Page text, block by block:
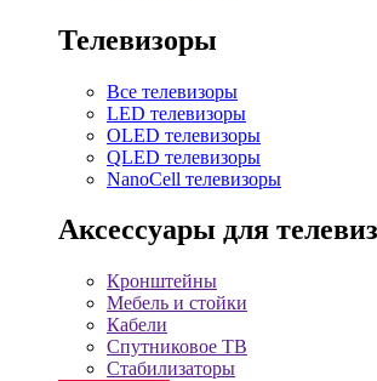
Телевизоры
Все телевизоры
LED телевизоры
OLED телевизоры
QLED телевизоры
NanoCell телевизоры
Аксессуары для
Кронштейны
Мебель и стойки
Кабели
Спутниковое ТВ
Стабилизаторы